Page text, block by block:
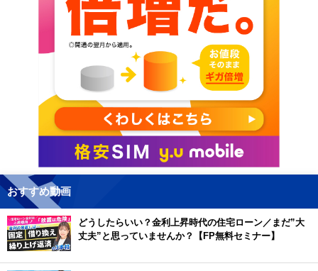
おすすめ動画
どうしたらいい？金利上昇時代の住宅ローン／まだ”大
丈夫”と思っていませんか？【FP無料セミナー】